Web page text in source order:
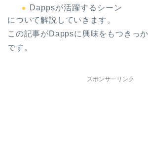
Dappsが活躍するシーン
について解説していきます。
この記事がDappsに興味をもつきっ
です。
スポンサーリンク